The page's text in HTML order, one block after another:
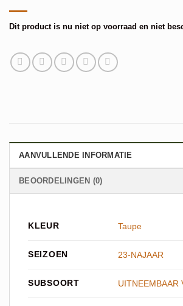
Dit product is nu niet op voorraad en niet
Alternative:
AANVULLENDE INFORMATIE
BEOORDELINGEN (0)
KLEUR Taupe
SEIZOEN 23-NAJAAR
SUBSOORT UITNEEMBAAR